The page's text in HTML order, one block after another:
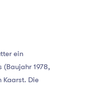
ein
(Baujahr 1978,
Kaarst. Die